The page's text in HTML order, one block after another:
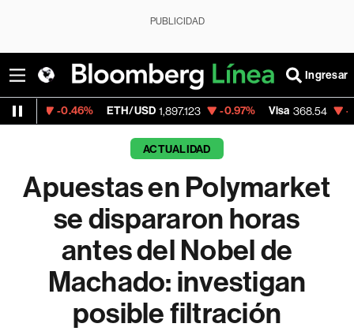
PUBLICIDAD
Ingresar
ETH/USD 1,897.123 -0.97% Visa 368.54 -0.28%
ACTUALIDAD
Apuestas en Polymarket
se dispararon horas
antes del Nobel de
Machado: investigan
posible filtración